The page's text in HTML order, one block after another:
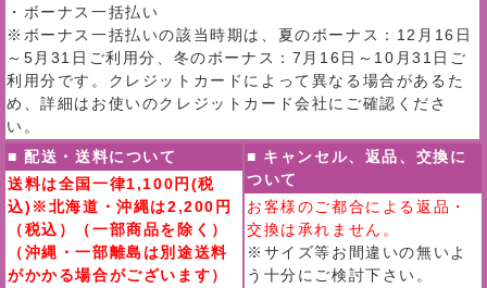
・ボーナス一括払い
※ボーナス一括払いの該当時期は、夏のボーナス：12月16日
～5月31日ご利用分、冬のボーナス：7月16日～10月31日ご
利用分です。クレジットカードによって異なる場合があるた
め、詳細はお使いのクレジットカード会社にご確認くださ
い。
■ 配送・送料について
送料は全国一律1,100円(税
込)※北海道・沖縄は2,200円
（税込）（一部商品を除く）
（沖縄・一部離島は別途送料
がかかる場合がございます）
■ キャンセル、返品、交換に
ついて
お客様のご都合による返品・
交換は承れません。
※サイズ等お間違いの無いよ
う十分にご検討下さい。